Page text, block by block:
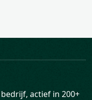
actief in 200+